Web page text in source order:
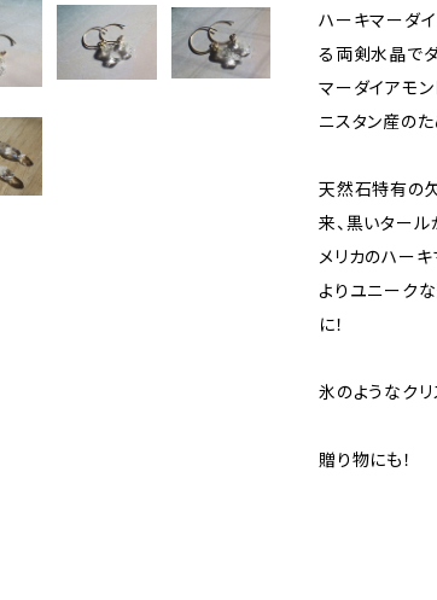
ハーキマーダ
る両剣水晶で
マーダイアモ
ニスタン産の
天然石特有の
来、黒いター
メリカのハー
よりユニーク
に！
氷のようなクリ
贈り物にも！